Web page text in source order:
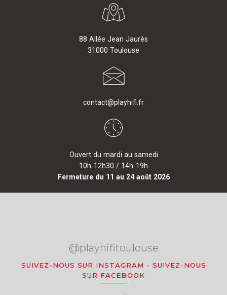
88 Allée Jean Jaurès
31000 Toulouse
contact@playhifi.fr
Ouvert du mardi au samedi
10h-12h30 / 14h-19h
Fermeture du 11 au 24 août 2026
@playhifitoulouse
SUIVEZ-NOUS SUR INSTAGRAM - SUIVEZ-NOUS
SUR FACEBOOK